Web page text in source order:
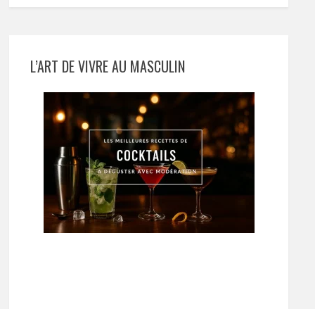
L’ART DE VIVRE AU MASCULIN